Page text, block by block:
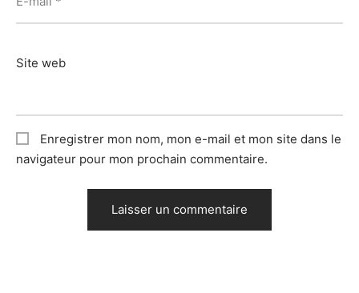
Site web
Enregistrer mon nom, mon e-mail et mon site dans le
navigateur pour mon prochain commentaire.